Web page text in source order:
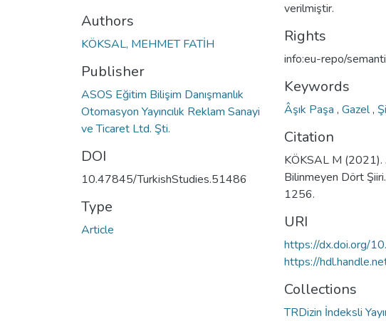
Authors
KÖKSAL, MEHMET FATİH
Publisher
ASOS Eğitim Bilişim Danışmanlık
Otomasyon Yayıncılık Reklam Sanayi
ve Ticaret Ltd. Şti.
DOI
10.47845/TurkishStudies.51486
Type
Article
verilmiştir.
Rights
info:eu-repo/
Keywords
Âşık Paşa , Gazel,
Citation
KÖKSAL M (2021).
Bilinmeyen Dört
1256.
URI
https://dx.doi.org/
https://
Collections
TRDizin İndeksli